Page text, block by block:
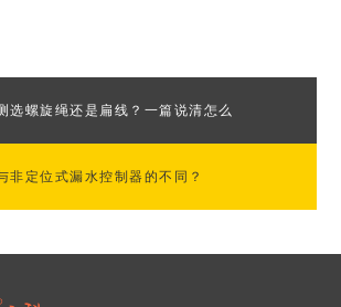
选螺旋绳还是扁线？一篇说清怎么
非定位式漏水控制器的不同？